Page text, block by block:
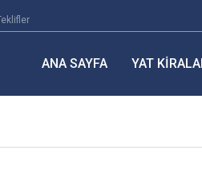
ANA SAYFA YAT